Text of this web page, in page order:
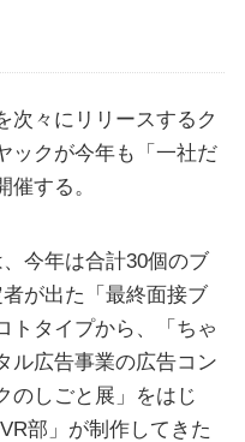
次々にリリースするク
ックが今年も「一社だ
する。
今年は合計30個のブ
が出た「最終面接ブ
トタイプから、「ちゃ
ル広告事業の広告コン
のしごと展」をはじ
部」が制作してきた